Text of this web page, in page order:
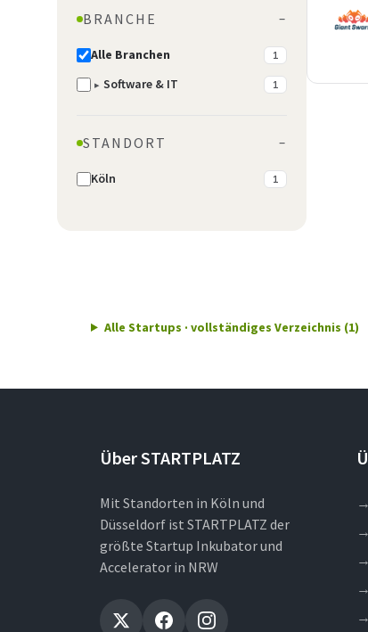
BRANCHE –
Alle Branchen 1
▸ Software & IT 1
STANDORT –
Köln 1
Alle Startups · vollständiges Verzeichnis (1)
Über STARTPLATZ
Mit Standorten in Köln und
Düsseldorf ist STARTPLATZ der
größte Startup Inkubator und
Accelerator in NRW
→
→
→
→
→